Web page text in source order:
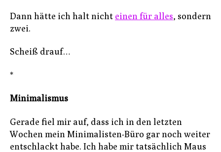
Dann hätte ich halt nicht einen für alles, sondern
zwei.
Scheiß drauf…
*
Minimalismus
Gerade fiel mir auf, dass ich in den letzten
Wochen mein Minimalisten-Büro gar noch weiter
entschlackt habe. Ich habe mir tatsächlich Maus